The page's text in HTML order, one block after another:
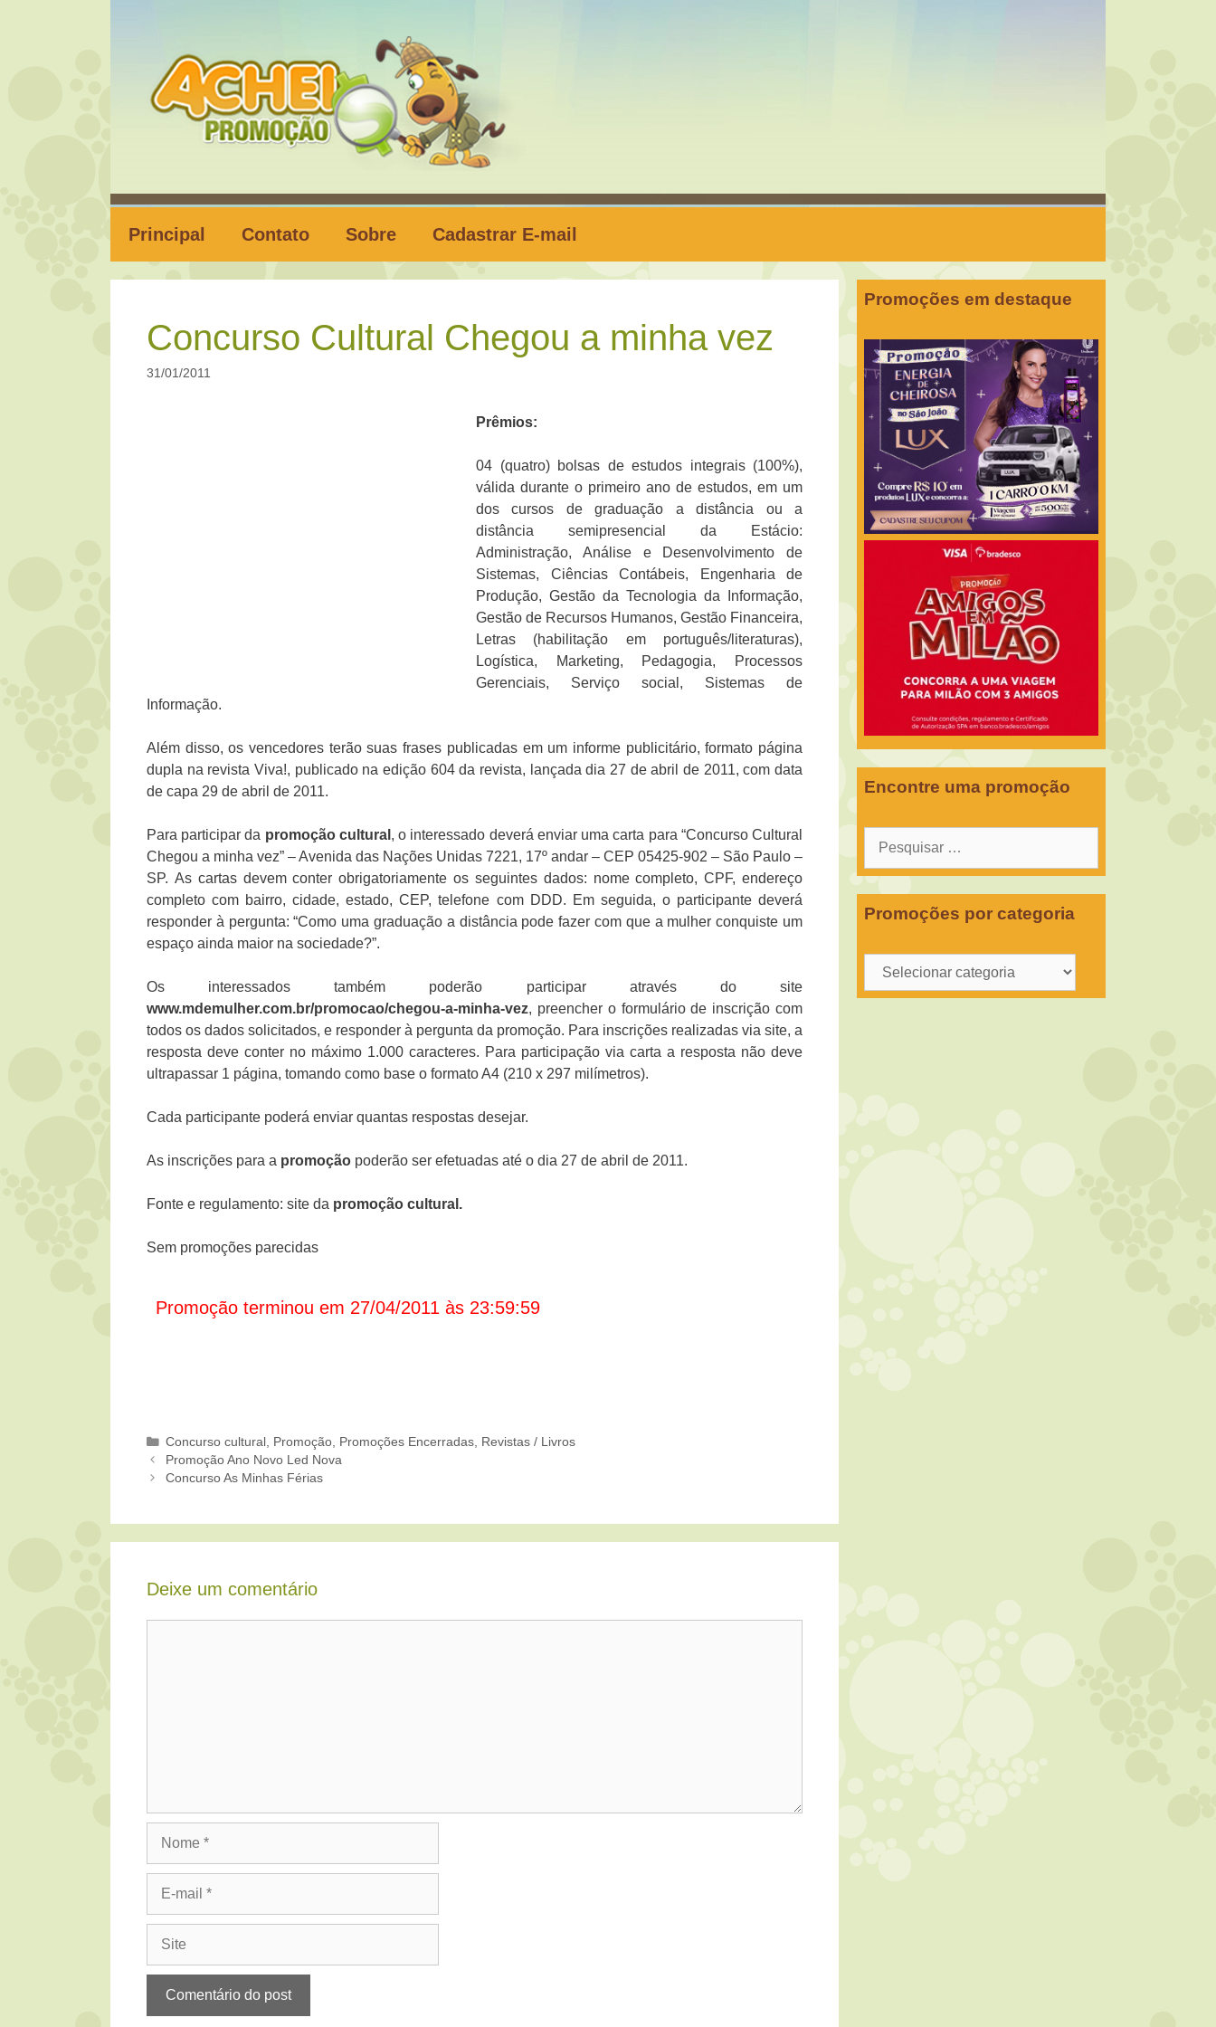
Principal Contato Sobre Cadastrar E-mail
Concurso Cultural Chegou a minha vez
31/01/2011
Prêmios:
04 (quatro) bolsas de estudos integrais (100%),
válida durante o primeiro ano de estudos, em um
dos cursos de graduação a distância ou a
distância semipresencial da Estácio:
Administração, Análise e Desenvolvimento de
Sistemas, Ciências Contábeis, Engenharia de
Produção, Gestão da Tecnologia da Informação,
Gestão de Recursos Humanos, Gestão Financeira,
Letras (habilitação em português/literaturas),
Logística, Marketing, Pedagogia, Processos
Gerenciais, Serviço social, Sistemas de
Informação.
Além disso, os vencedores terão suas frases publicadas em um informe publicitário, formato página
dupla na revista Viva!, publicado na edição 604 da revista, lançada dia 27 de abril de 2011, com data
de capa 29 de abril de 2011.
Para participar da promoção cultural , o interessado deverá enviar uma carta para “Concurso Cultural
Chegou a minha vez” – Avenida das Nações Unidas 7221, 17º andar – CEP 05425-902 – São Paulo –
SP. As cartas devem conter obrigatoriamente os seguintes dados: nome completo, CPF, endereço
completo com bairro, cidade, estado, CEP, telefone com DDD. Em seguida, o participante deverá
responder à pergunta: “Como uma graduação a distância pode fazer com que a mulher conquiste um
espaço ainda maior na sociedade?”.
Os interessados também poderão participar através do site
www.mdemulher.com.br/promocao/chegou-a-minha-vez, preencher o formulário de inscrição com
todos os dados solicitados, e responder à pergunta da promoção. Para inscrições realizadas via site, a
resposta deve conter no máximo 1.000 caracteres. Para participação via carta a resposta não deve
ultrapassar 1 página, tomando como base o formato A4 (210 x 297 milímetros).
Cada participante poderá enviar quantas respostas desejar.
As inscrições para a promoção poderão ser efetuadas até o dia 27 de abril de 2011.
Fonte e regulamento: site da promoção cultural .
Sem promoções parecidas
Promoção terminou em 27/04/2011 às 23:59:59
Categorias
Concurso cultural Promoção Promoções Encerradas Revistas / Livros
Promoção Ano Novo Led Nova
Concurso As Minhas Férias
Deixe um comentário
Promoções em destaque
Encontre uma promoção
Pesquisar
Promoções por categoria
Promoções
por